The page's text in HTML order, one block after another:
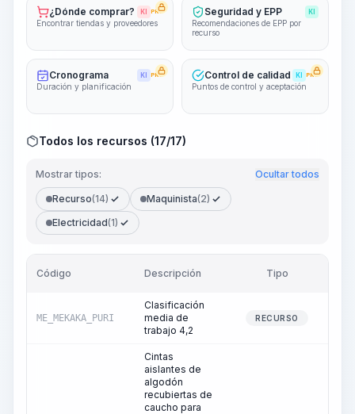
¿Dónde comprar? KI PRO
Encontrar tiendas y proveedores
Seguridad y EPP KI
Recomendaciones de EPP por
recurso
Cronograma KI PRO
Duración y planificación
Control de calidad KI PRO
Puntos de control y aceptación
Todos los recursos (17/17)
Mostrar tipos: Ocultar todos
Recurso(14) Maquinista(2)
Electricidad(1)
Código Descripción Tipo
ME_MEKAKA_PURI
Clasificación
media de
trabajo 4,2
RECURSO
Cintas
aislantes de
algodón
recubiertas de
caucho para